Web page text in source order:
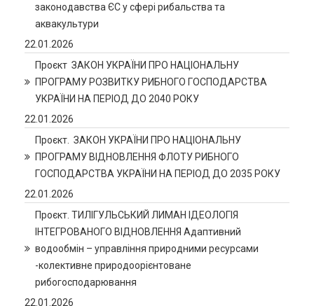
законодавства ЄС у сфері рибальства та
аквакультури
22.01.2026
Проєкт ЗАКОН УКРАЇНИ ПРО НАЦІОНАЛЬНУ
ПРОГРАМУ РОЗВИТКУ РИБНОГО ГОСПОДАРСТВА
УКРАЇНИ НА ПЕРІОД ДО 2040 РОКУ
22.01.2026
Проєкт. ЗАКОН УКРАЇНИ ПРО НАЦІОНАЛЬНУ
ПРОГРАМУ ВІДНОВЛЕННЯ ФЛОТУ РИБНОГО
ГОСПОДАРСТВА УКРАЇНИ НА ПЕРІОД ДО 2035 РОКУ
22.01.2026
Проєкт. ТИЛІГУЛЬСЬКИЙ ЛИМАН ІДЕОЛОГІЯ
ІНТЕГРОВАНОГО ВІДНОВЛЕННЯ Адаптивний
водообмін – управління природними ресурсами
-колективне природоорієнтоване
рибогосподарювання
22.01.2026